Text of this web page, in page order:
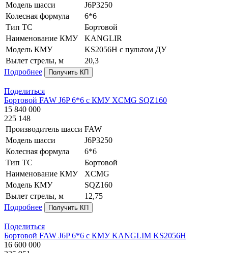
Модель шасси
J6P3250
Колесная формула
6*6
Тип ТС
Бортовой
Наименование КМУ
KANGLIR
Модель КМУ
KS2056H c пультом ДУ
Вылет стрелы, м
20,3
Подробнее
Получить КП
Поделиться
Бортовой FAW J6P 6*6 с КМУ XCMG SQZ160
15 840 000
225 148
Производитель шасси FAW
Модель шасси
J6P3250
Колесная формула
6*6
Тип ТС
Бортовой
Наименование КМУ
XCMG
Модель КМУ
SQZ160
Вылет стрелы, м
12,75
Подробнее
Получить КП
Поделиться
Бортовой FAW J6P 6*6 с КМУ KANGLIM KS2056H
16 600 000